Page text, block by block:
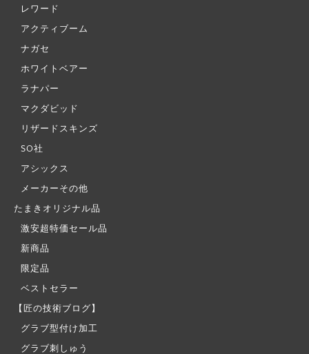
レワード
アクティブーム
ナガセ
ホワイトベアー
ラナパー
マクダビッド
リザードスキンズ
SO社
アシックス
メーカーその他
たまきオリジナル品
激安超特価セール品
新商品
限定品
ベストセラー
【匠の技術ブログ】
グラブ型付け加工
グラブ刺しゅう